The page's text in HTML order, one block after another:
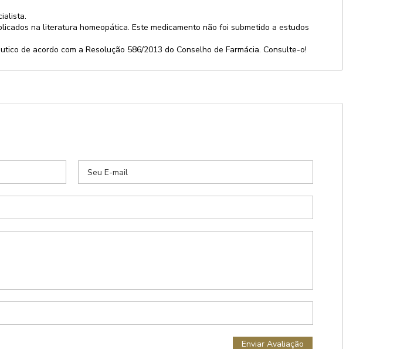
com previsão de entrega
arquivo selecionado
na literatura homeopática. Este medicamento não foi submetido a estudos
de acordo com a Resolução 586/2013 do Conselho de Farmácia. Consulte-o!